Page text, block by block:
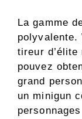
La gamme
polyvalente.
tireur d’élite
pouvez
grand
un minigun